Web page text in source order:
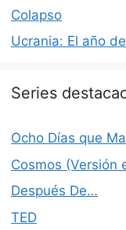
Colapso
Ucrania: El año
Series
Ocho Días que
Cosmos (Versión
Después De…
TED